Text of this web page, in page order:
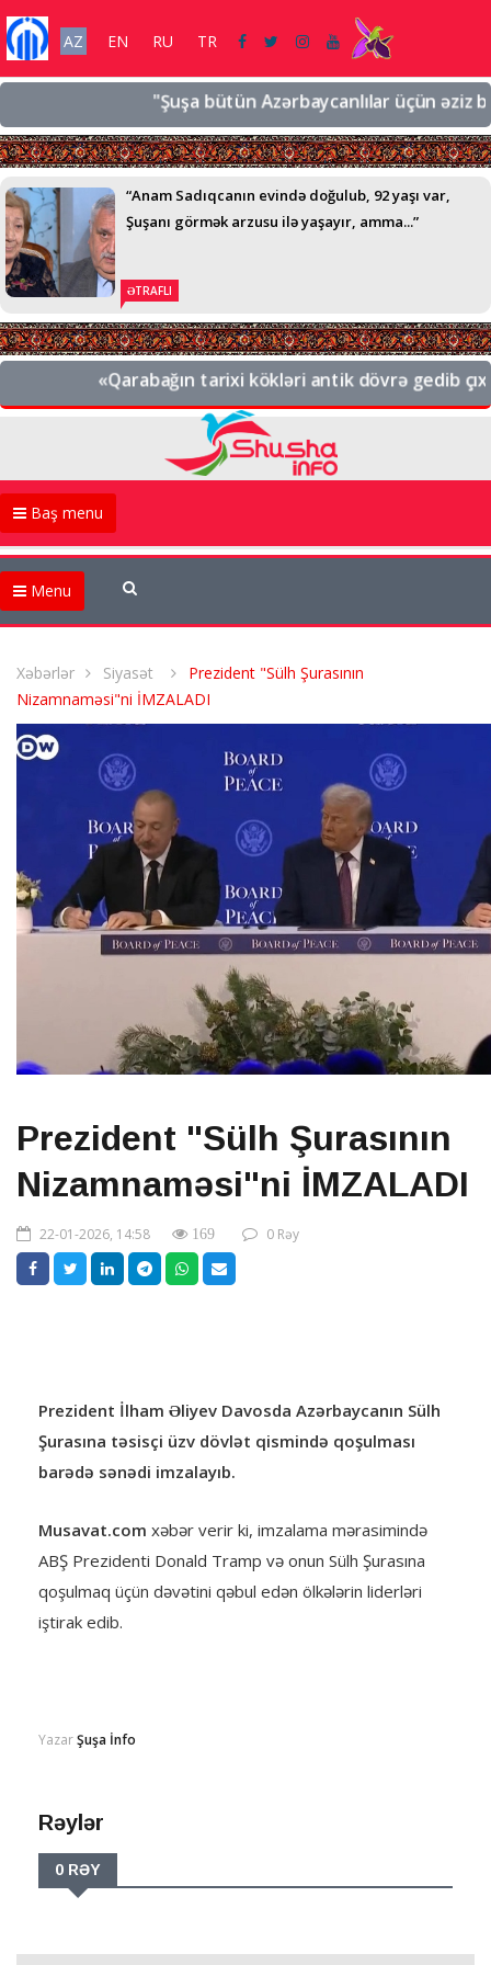
AZ EN RU TR
"Şuşa bütün Azərbaycanlılar üçün əziz
“Anam Sadıqcanın evində doğulub, 92 yaşı var,
Şuşanı görmək arzusu ilə yaşayır, amma...”
ƏTRAFLI
«Qarabağın tarixi kökləri antik dövrə gedib
Baş menu
Menu
Xəbərlər Siyasət
Prezident "Sülh Şurasının
Nizamnaməsi"ni İMZALADI
Prezident "Sülh Şurasının
Nizamnaməsi"ni İMZALADI
22-01-2026, 14:58 169 0 Rəy
Prezident İlham Əliyev Davosda Azərbaycanın Sülh
Şurasına təsisçi üzv dövlət qismində qoşulması
barədə sənədi imzalayıb.
Musavat.com xəbər verir ki, imzalama mərasimində
ABŞ Prezidenti Donald Tramp və onun Sülh Şurasına
qoşulmaq üçün dəvətini qəbul edən ölkələrin liderləri
iştirak edib.
YazarŞuşa İnfo
Rəylər
0 RƏY